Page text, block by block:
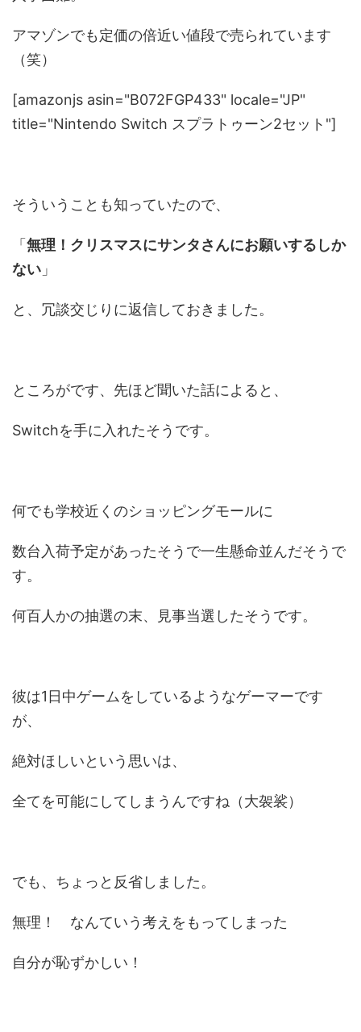
アマゾンでも定価の倍近い値段で売られています
（笑）
[amazonjs asin="B072FGP433" locale="JP"
title="Nintendo Switch スプラトゥーン2セット"]
そういうことも知っていたので、
「無理！クリスマスにサンタさんにお願いするしか
ない 」
と、冗談交じりに返信しておきました。
ところがです、先ほど聞いた話によると、
Switchを手に入れたそうです。
何でも学校近くのショッピングモールに
数台入荷予定があったそうで一生懸命並んだそうで
す。
何百人かの抽選の末、見事当選したそうです。
彼は1日中ゲームをしているようなゲーマーです
が、
絶対ほしいという思いは、
全てを可能にしてしまうんですね（大袈裟）
でも、ちょっと反省しました。
無理！ なんていう考えをもってしまった
自分が恥ずかしい！